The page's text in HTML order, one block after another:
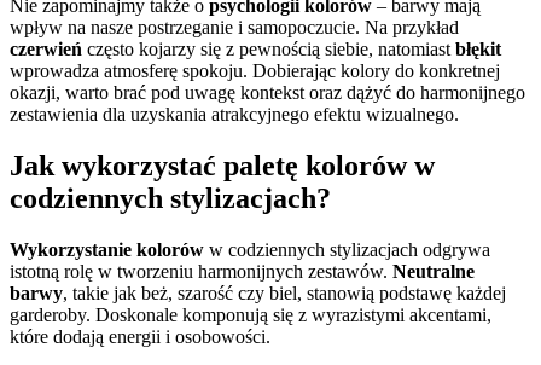
Nie zapominajmy także o psychologii kolorów – barwy mają
wpływ na nasze postrzeganie i samopoczucie. Na przykład
czerwień często kojarzy się z pewnością siebie, natomiast błękit
wprowadza atmosferę spokoju. Dobierając kolory do konkretnej
okazji, warto brać pod uwagę kontekst oraz dążyć do harmonijnego
zestawienia dla uzyskania atrakcyjnego efektu wizualnego.
Jak wykorzystać paletę kolorów w
codziennych stylizacjach?
Wykorzystanie kolorów w codziennych stylizacjach odgrywa
istotną rolę w tworzeniu harmonijnych zestawów. Neutralne
barwy, takie jak beż, szarość czy biel, stanowią podstawę każdej
garderoby. Doskonale komponują się z wyrazistymi akcentami,
które dodają energii i osobowości.